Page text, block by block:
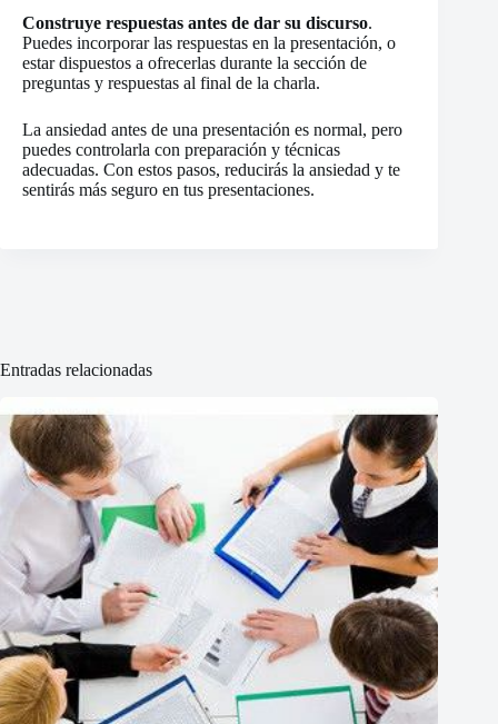
Construye respuestas antes de dar su discurso.
Puedes incorporar las respuestas en la presentación, o
estar dispuestos a ofrecerlas durante la sección de
preguntas y respuestas al final de la charla.
La ansiedad antes de una presentación es normal, pero
puedes controlarla con preparación y técnicas
adecuadas. Con estos pasos, reducirás la ansiedad y te
sentirás más seguro en tus presentaciones.
Entradas relacionadas